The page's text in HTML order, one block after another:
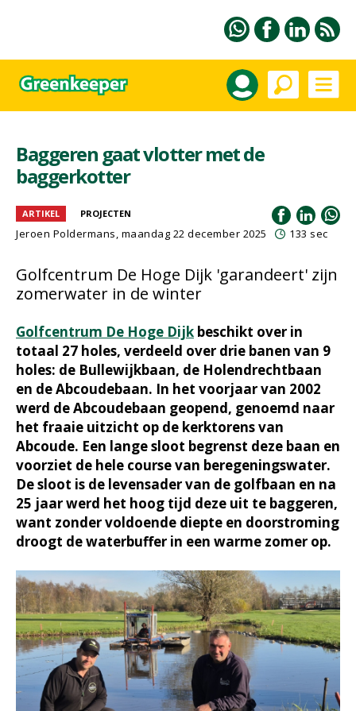
Baggeren gaat vlotter met de
baggerkotter
ARTIKEL PROJECTEN
Jeroen Poldermans, maandag 22 december 2025 133 sec
Golfcentrum De Hoge Dijk 'garandeert' zijn
zomerwater in de winter
Golfcentrum De Hoge Dijk beschikt over in
totaal 27 holes, verdeeld over drie banen van 9
holes: de Bullewijkbaan, de Holendrechtbaan
en de Abcoudebaan. In het voorjaar van 2002
werd de Abcoudebaan geopend, genoemd naar
het fraaie uitzicht op de kerktorens van
Abcoude. Een lange sloot begrenst deze baan en
voorziet de hele course van beregeningswater.
De sloot is de levensader van de golfbaan en na
25 jaar werd het hoog tijd deze uit te baggeren,
want zonder voldoende diepte en doorstroming
droogt de waterbuffer in een warme zomer op.